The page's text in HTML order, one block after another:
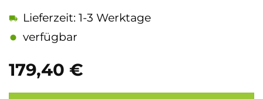
179,40 €
Lieferzeit: 1-3 Werktage
verfügbar